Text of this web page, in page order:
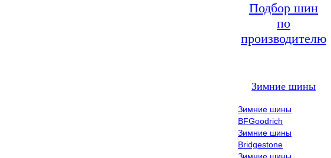
Подбор шин
по
производителю
Зимние шины
Зимние шины
BFGoodrich
Зимние шины
Bridgestone